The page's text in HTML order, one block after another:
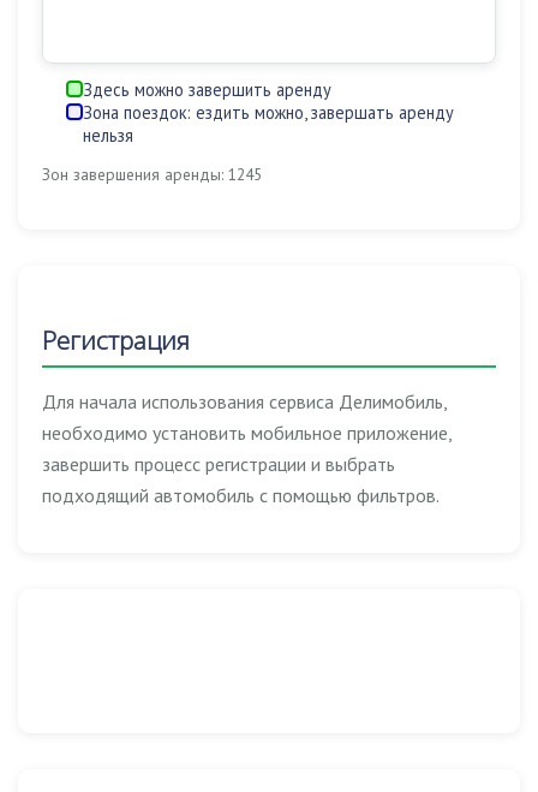
Здесь можно завершить аренду
Зона поездок: ездить можно, завершать аренду
нельзя
Зон завершения аренды: 1245
Регистрация
Для начала использования сервиса Делимобиль,
необходимо установить мобильное приложение,
завершить процесс регистрации и выбрать
подходящий автомобиль с помощью фильтров.